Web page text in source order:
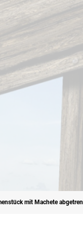
mit Machete